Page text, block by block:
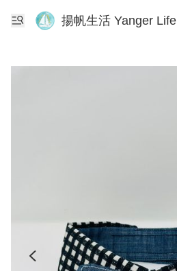
揚帆生活 Yanger Life